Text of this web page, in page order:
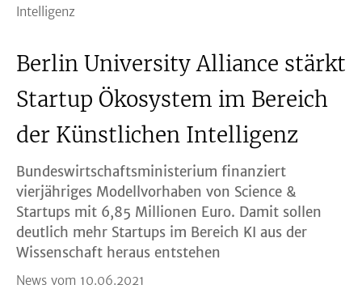
Intelligenz
Berlin University Alliance stärkt
Startup Ökosystem im Bereich
der Künstlichen Intelligenz
Bundeswirtschaftsministerium finanziert
vierjähriges Modellvorhaben von Science &
Startups mit 6,85 Millionen Euro. Damit sollen
deutlich mehr Startups im Bereich KI aus der
Wissenschaft heraus entstehen
News vom 10.06.2021